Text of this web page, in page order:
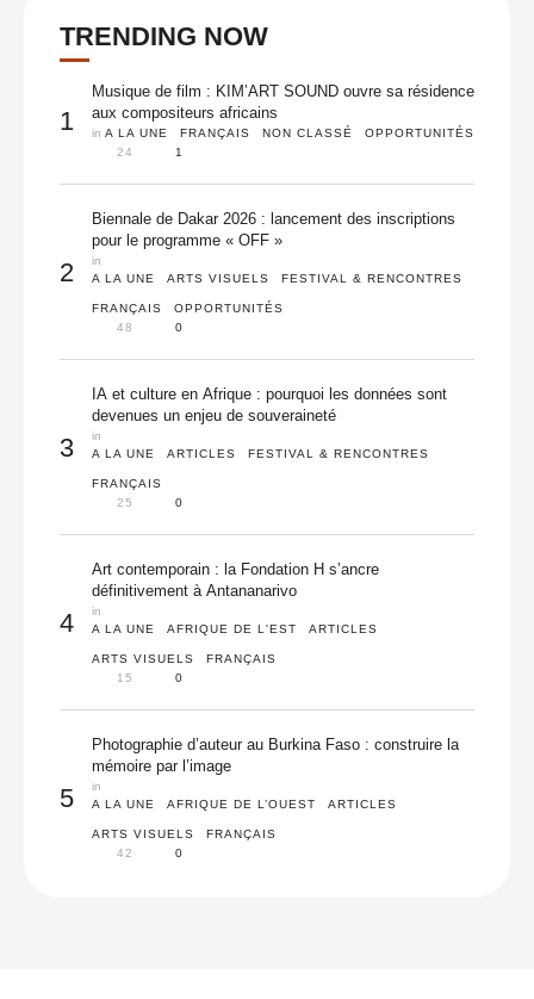
TRENDING NOW
1
Musique de film : KIM’ART SOUND ouvre sa résidence
aux compositeurs africains
in A LA UNE FRANÇAIS NON CLASSÉ
OPPORTUNITÉS
24
1
2
Biennale de Dakar 2026 : lancement des inscriptions
pour le programme « OFF »
in
A LA UNE
ARTS VISUELS FESTIVAL & RENCONTRES
FRANÇAIS
OPPORTUNITÉS
48
0
3
IA et culture en Afrique : pourquoi les données sont
devenues un enjeu de souveraineté
in
A LA UNE
ARTICLES FESTIVAL & RENCONTRES
FRANÇAIS
25
0
4
Art contemporain : la Fondation H s’ancre
définitivement à Antananarivo
in
A LA UNE
AFRIQUE DE L'EST ARTICLES
ARTS VISUELS
FRANÇAIS
15
0
5
Photographie d’auteur au Burkina Faso : construire la
mémoire par l’image
in
A LA UNE
AFRIQUE DE L’OUEST ARTICLES
ARTS VISUELS
FRANÇAIS
42
0